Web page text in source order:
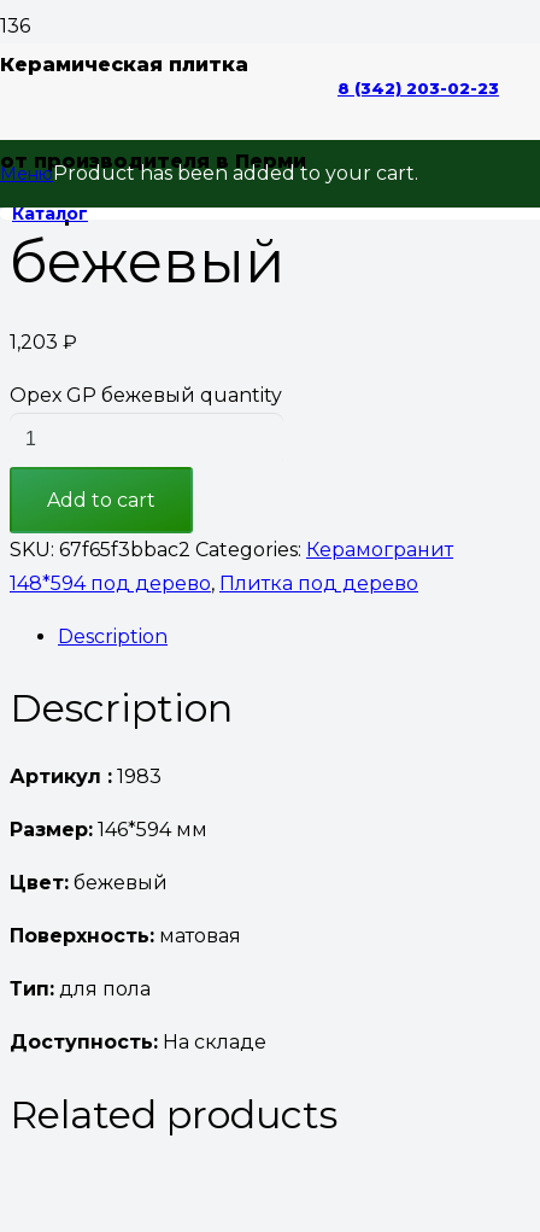
Керамическая плитка
от производителя в Перми
8 (342) 203-02-23
МенюProducthas been added to your cart.
Каталог
Home/Керамогранит/
Орех GP
бежевый
1,203 ₽
Орех GP бежевый quantity
Add to cart
SKU: 67f65f3bbac2 Categories: Керамогранит
148*594 под дерево, Плитка под дерево
Description
Description
Артикул : 1983
Размер: 146*594 мм
Цвет: бежевый
Поверхность: матовая
Тип: для пола
Доступность: На складе
Related products